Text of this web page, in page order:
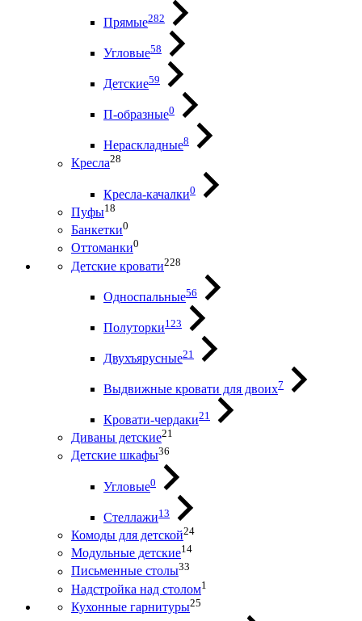
Прямые282
Угловые58
Детские59
П-образные0
Нераскладные8
Кресла28
Кресла-качалки0
Пуфы18
Банкетки0
Оттоманки0
Детские кровати228
Односпальные56
Полуторки123
Двухъярусные21
Выдвижные кровати для двоих7
Кровати-чердаки21
Диваны детские21
Детские шкафы36
Угловые0
Стеллажи13
Комоды для детской24
Модульные детские14
Письменные столы33
Надстройка над столом1
Кухонные гарнитуры25